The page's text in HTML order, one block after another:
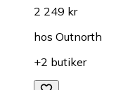
2 249 kr
hos Outnorth
+2 butiker